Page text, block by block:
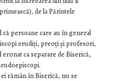
de la Părintele
persoane care au în general
erudiți, preoți și profesori,
ca separare de Biserică,
rămân în Biserică, nu se